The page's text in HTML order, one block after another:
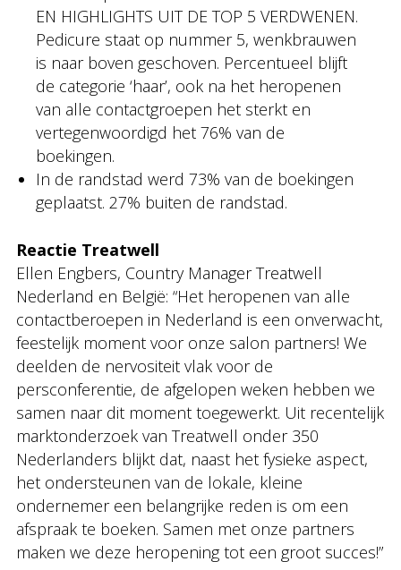
EN HIGHLIGHTS UIT DE TOP 5 VERDWENEN.
Pedicure staat op nummer 5, wenkbrauwen
is naar boven geschoven. Percentueel blijft
de categorie ‘haar’, ook na het heropenen
van alle contactgroepen het sterkt en
vertegenwoordigd het 76% van de
boekingen.
In de randstad werd 73% van de boekingen
geplaatst. 27% buiten de randstad.
Reactie Treatwell
Ellen Engbers, Country Manager Treatwell
Nederland en België: “Het heropenen van alle
contactberoepen in Nederland is een onverwacht,
feestelijk moment voor onze salon partners! We
deelden de nervositeit vlak voor de
persconferentie, de afgelopen weken hebben we
samen naar dit moment toegewerkt. Uit recentelijk
marktonderzoek van Treatwell onder 350
Nederlanders blijkt dat, naast het fysieke aspect,
het ondersteunen van de lokale, kleine
ondernemer een belangrijke reden is om een
afspraak te boeken. Samen met onze partners
maken we deze heropening tot een groot succes!”